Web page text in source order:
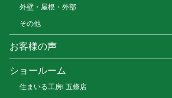
外壁・屋根・外部
その他
お客様の声
ショールーム
住まいる工房i 五條店